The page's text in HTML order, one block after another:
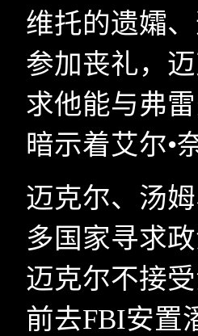
维托的遗孀
参加丧礼，
求他能与弗
暗示着艾尔•
迈克尔、汤
多国家寻求
迈克尔不接
前去FBI安置